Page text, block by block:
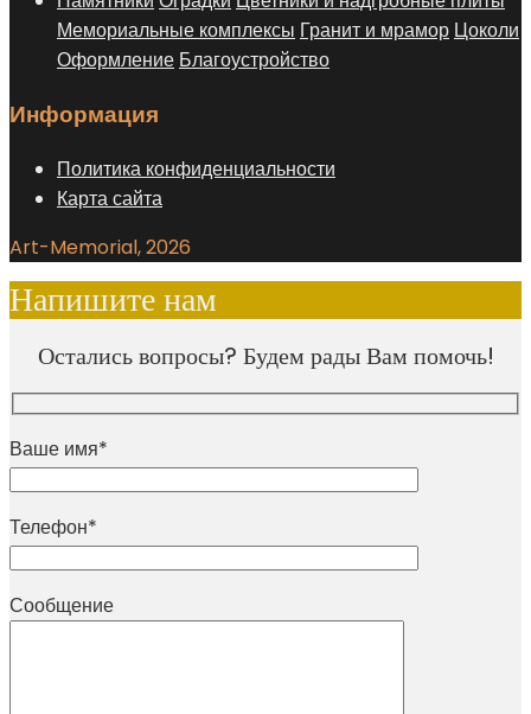
Мемориальные комплексы Гранит и мрамор Цоколи
Оформление Благоустройство
Информация
Политика конфиденциальности
Карта сайта
Art-Memorial, 2026
Напишите нам
Остались вопросы? Будем рады Вам помочь!
Ваше имя*
Телефон*
Сообщение